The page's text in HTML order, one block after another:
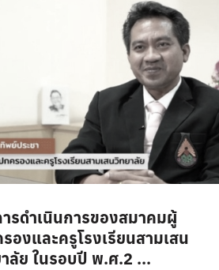
รดำเนินการของสมาคมผู้
องและครูโรงเรียนสามเสน
ลัย ในรอบปี พ.ศ.2 ...